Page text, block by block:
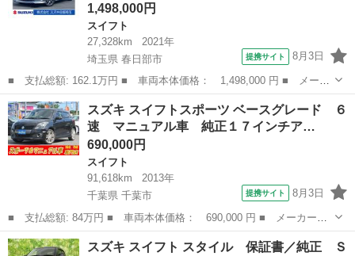
1,498,000円
スイフト
27,328km
2021年
埼玉県 春日部市
提携サイト 8月3日
■ 支払総額: 162.1万円 ■ 車両本体価格： 1,498,000 円 ■ メーカ
ー名： スズキ ■ 車種名： スイフト ■ グレード名： ＨＹＢＲ
ＩＤ ＲＳ ２型 ■ 排気量： 1200cc ■ ドア枚数： 5D ■...
埼玉 春日部市 スイフト
スズキ スイフトスポーツ ベースグレード ６
速 マニュアル車 純正１７インチア…
690,000円
スイフト
91,618km
2013年
千葉県 千葉市
提携サイト 8月3日
■ 支払総額: 84万円 ■ 車両本体価格： 690,000 円 ■ メーカー
名： スズキ ■ 車種名： スイフトスポーツ ■ グレード名： ベ
ースグレード ６速 マニュアル車 純正１７インチアルミ パナソ
千葉 千葉市 スイフト
スズキ スイフト スタイル 保証書／純正 Ｓ